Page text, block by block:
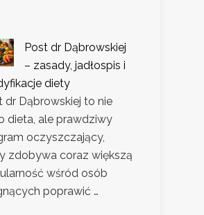
Post dr Dąbrowskiej
– zasady, jadłospis i
diety
dr Dąbrowskiej to nie
dieta, ale prawdziwy
oczyszczający,
zdobywa coraz większą
wśród osób
poprawić …